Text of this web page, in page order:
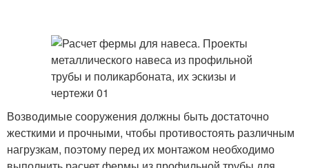
Возводимые сооружения должны быть достаточно
жесткими и прочными, чтобы противостоять различным
нагрузкам, поэтому перед их монтажом необходимо